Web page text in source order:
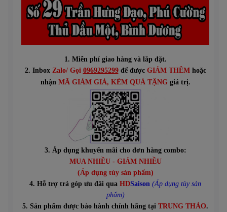
1. Miễn phí giao hàng và lắp đặt.
2. Inbox Zalo/ Gọi 0969295299để được GIẢM THÊMhoặc
nhận MÃ GIẢM GIÁ, KÈM QUÀ TẶNGgiá trị.
3. Áp dụng khuyến mãi cho đơn hàng combo:
MUA NHIỀU - GIẢM NHIỀU
(Áp dụng tùy sản phẩm)
4. Hỗ trợ trả góp ưu đãi qua HDSaison (Áp dụng tùy sản
phẩm)
5. Sản phẩm được bảo hành chính hãng tại TRUNG THẢO.